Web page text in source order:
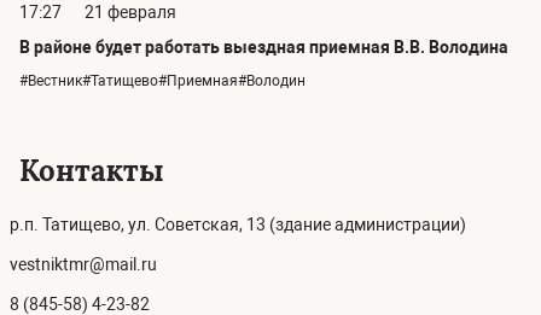
17:27
21 февраля
В районе будет работать выездная приемная В.В. Володина
#Вестник#Татищево#Приемная#Володин
Контакты
р.п. Татищево, ул. Советская, 13 (здание администрации)
vestniktmr@mail.ru
8 (845-58) 4-23-82